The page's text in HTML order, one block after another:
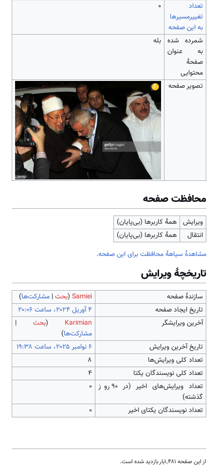
تعداد
تغییرمسیرها
به این صفحه
۰
شمرده شده
به عنوان
صفحهٔ
محتوایی
بله
تصویر صفحه
محافظت صفحه
ویرایش
همهٔ کاربرها (بی‌پایان)
انتقال
همهٔ کاربرها (بی‌پایان)
مشاهدۀ سیاهۀ محافظت برای این صفحه.
تاریخچۀ ویرایش
سازندۀ صفحه Samiei
(بحث| مشارکت‌ها)
تاریخ ایجاد صفحه
آخرین ویرایشگر
Karimian
(بحث |
مشارکت‌ها)
تاریخ آخرین ویرایش
تعداد کلی ویرایش‌ها
۸
تعداد کلی نویسندگان یکتا
۴
تعداد ویرایش‌های اخیر (در ۹۰ روز
گذشته)
۰
تعداد نویسندگان یکتای اخیر ۰
از این صفحه ۱٬۴۸۱بار بازدید شده است.